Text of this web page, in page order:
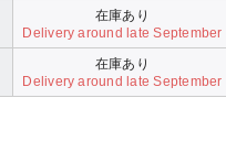
在庫あり
Delivery around late September
在庫あり
Delivery around late September